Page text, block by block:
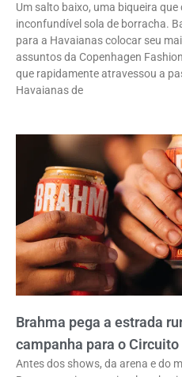
Um salto baixo, uma biqueira que
inconfundível sola de borracha.
para a Havaianas colocar seu
assuntos da Copenhagen
que rapidamente atravessou a
Havaianas de
Brahma pega a estrada
campanha para o
Antes dos shows, da arena e do